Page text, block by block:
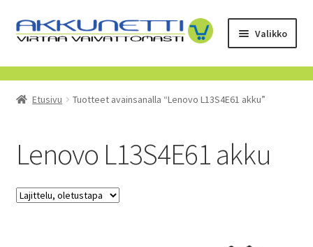
Siirry
navigointiin
Siirry
sisältöön
Valikko
Kauppa
Tietoa meistä
Etusivu Tuotteet avainsanalla “Lenovo L13S4E61 akku”
Lenovo L13S4E61 akku